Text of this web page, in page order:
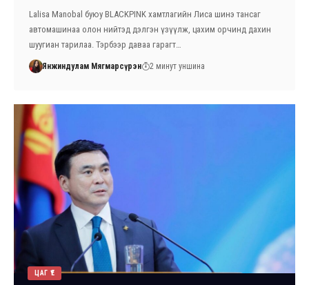
Lalisa Manobal буюу BLACKPINK хамтлагийн Лиса шинэ тансаг
автомашинаа олон нийтэд дэлгэн үзүүлж, цахим орчинд дахин
шуугиан тарилаа. Тэрбээр даваа гарагт…
Янжиндулам Мягмарсүрэн 2 минут уншина
ЦАГ ҮЕ